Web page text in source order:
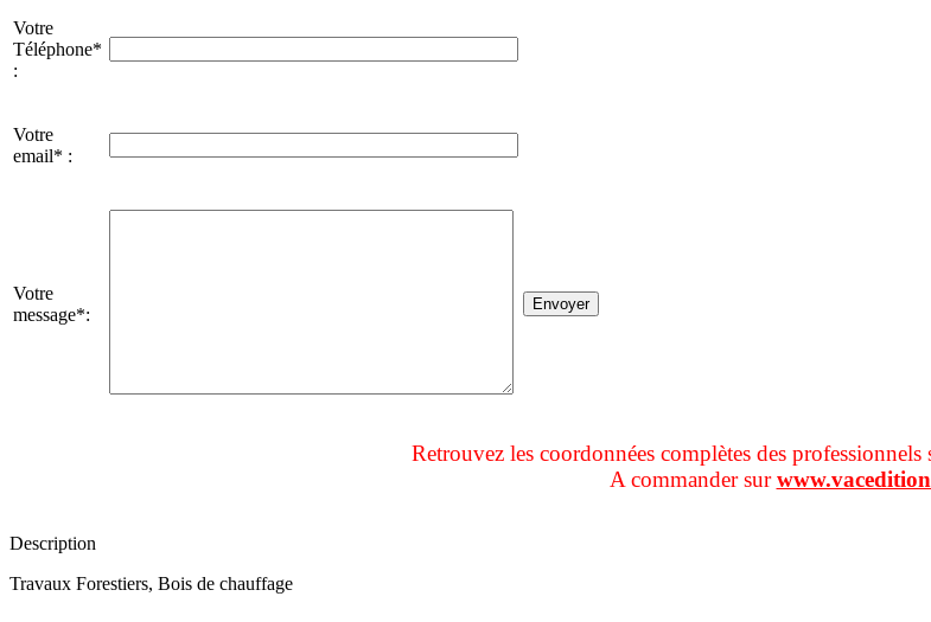
Votre
Téléphone*
:
Votre
email* :
Votre
message*:
Retrouvez les coordonnées complètes des
A commander sur
Description
Travaux Forestiers, Bois de chauffage